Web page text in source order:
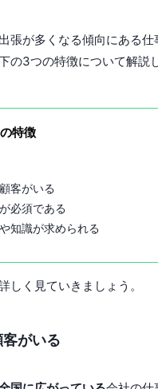
張が多くなる傾向にある仕
の3つの特徴について解説
特徴
客がいる
必須である
知識が求められる
しく見ていきましょう。
がいる